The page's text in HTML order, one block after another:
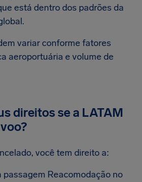
está dentro dos padrões da
variar conforme fatores
aeroportuária e volume de
direitos se a LATAM
você tem direito a:
passagem Reacomodação no